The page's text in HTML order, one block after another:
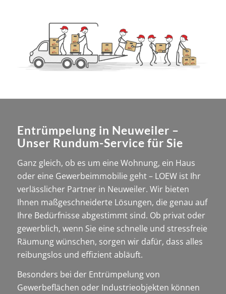
Entrümpelung in Neuweiler –
Unser Rundum-Service für Sie
Ganz gleich, ob es um eine Wohnung, ein Haus
oder eine Gewerbeimmobilie geht – LOEW ist Ihr
verlässlicher Partner in Neuweiler. Wir bieten
Ihnen maßgeschneiderte Lösungen, die genau auf
Ihre Bedürfnisse abgestimmt sind. Ob privat oder
gewerblich, wenn Sie eine schnelle und stressfreie
Räumung wünschen, sorgen wir dafür, dass alles
reibungslos und effizient abläuft.
Besonders bei der Entrümpelung von
Gewerbeflächen oder Industrieobjekten können